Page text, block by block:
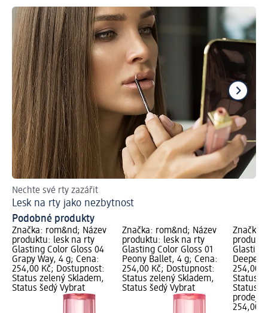
Nechte své rty zazářit
Lesk na rty jako nezbytnost
Podobné produkty
Značka: rom&nd; Název
produktu: lesk na rty
Glasting Color Gloss 04
Grapy Way, 4 g; Cena:
254,00 Kč; Dostupnost:
Status zelený Skladem,
Status šedý Vybrat
Značka: rom&nd; Název
produktu: lesk na rty
Glasting Color Gloss 01
Peony Ballet, 4 g; Cena:
254,00 Kč; Dostupnost:
Status zelený Skladem,
Status šedý Vybrat
Značka:
Glasting
Deepen
254,00
Status
Status
254,00